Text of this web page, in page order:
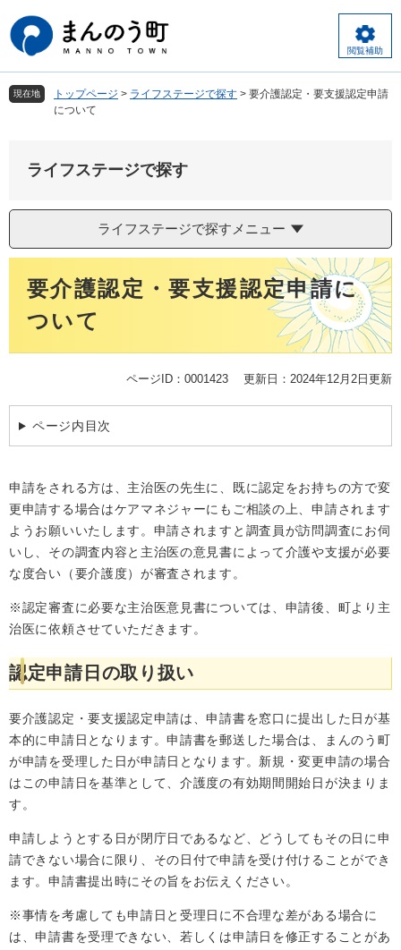
ー
ジ
先
頭
ニ
ュ
を
飛
へ
閲覧補助
現在地 トップページ > ライフステージで探す > 要介護認定・要支援認定申請
について
ライフステージで探す
ライフステージで探すメニュー
要介護認定・要支援認定申請に
ついて
ページID：0001423 更新日：2024年12月2日更新
ページ内目次
申請をされる方は、主治医の先生に、既に認定をお持ちの方で変
更申請する場合はケアマネジャーにもご相談の上、申請されます
ようお願いいたします。申請されますと調査員が訪問調査にお伺
いし、その調査内容と主治医の意見書によって介護や支援が必要
な度合い（要介護度）が審査されます。
※認定審査に必要な主治医意見書については、申請後、町より主
治医に依頼させていただきます。
認定申請日の取り扱い
要介護認定・要支援認定申請は、申請書を窓口に提出した日が基
本的に申請日となります。申請書を郵送した場合は、まんのう町
が申請を受理した日が申請日となります。新規・変更申請の場合
はこの申請日を基準として、介護度の有効期間開始日が決まりま
す。
申請しようとする日が閉庁日であるなど、どうしてもその日に申
請できない場合に限り、その日付で申請を受け付けることができ
ます。申請書提出時にその旨をお伝えください。
※事情を考慮しても申請日と受理日に不合理な差がある場合に
は、申請書を受理できない、若しくは申請日を修正することがあ